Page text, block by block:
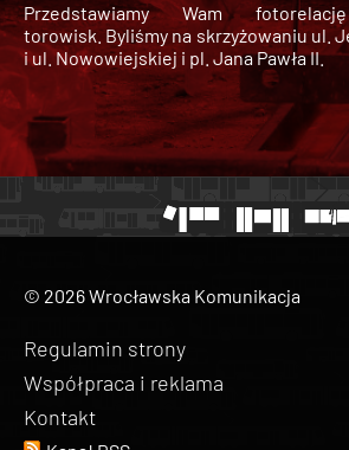
Przedstawiamy Wam
torowisk. Byliśmy na skrzyżowaniu ul.
i ul. Nowowiejskiej i pl. Jana Pawła II.
© 2026 Wrocławska Komunikacja
Regulamin strony
Współpraca i reklama
Kontakt